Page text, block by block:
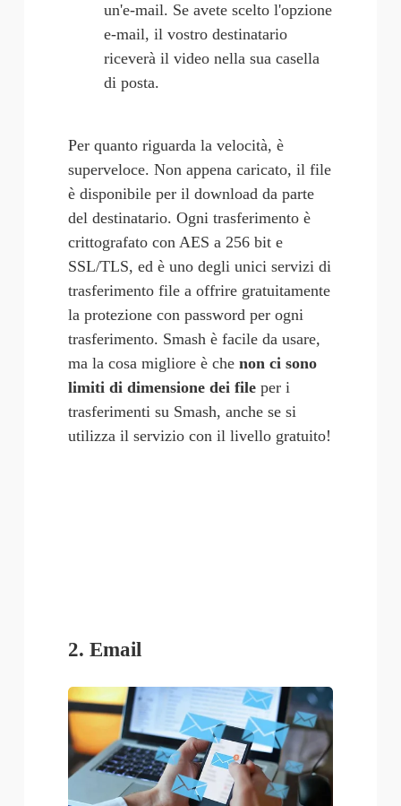
un'e-mail. Se avete scelto l'opzione
e-mail, il vostro destinatario
riceverà il video nella sua casella
di posta.
Per quanto riguarda la velocità, è
superveloce. Non appena caricato, il file
è disponibile per il download da parte
del destinatario. Ogni trasferimento è
crittografato con AES a 256 bit e
SSL/TLS, ed è uno degli unici servizi di
trasferimento file a offrire gratuitamente
la protezione con password per ogni
trasferimento. Smash è facile da usare,
ma la cosa migliore è che non ci sono
limiti di dimensione dei file per i
trasferimenti su Smash, anche se si
utilizza il servizio con il livello gratuito!
2. Email